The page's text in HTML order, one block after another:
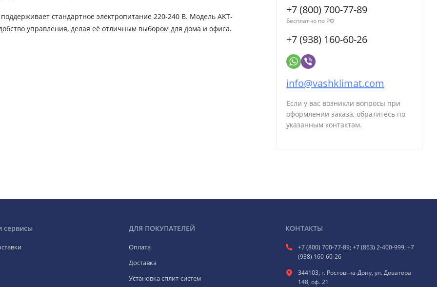
стандартное электропитание 220-240 В. Модель AKT-
управления, делая её отличным выбором для дома и офиса.
+7 (800) 700-77-89
Бесплатно по РФ
+7 (938) 160-60-26
info@vashklimat.com
Если у вас возникли вопросы при
оформлении заказа, обратитесь по
указанным контактам.
сервисы ДЛЯ ПОКУПАТЕЛЕЙ
Оплата
Доставка
Установка сплит-систем
КОНТАКТЫ
+7 (800) 700-77-89; +7 (863) 2-400-999; +7
(938) 160-60-26
344103, г. Ростов-на-Дону, ул. Доватора
148, оф. 21